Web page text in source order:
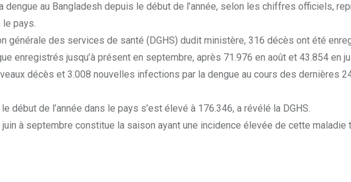
au Bangladesh depuis le début de l’année, selon les chiffres officiels,
le pays.
générale des services de santé (DGHS) dudit ministère, 316 décès ont été
enregistrés jusqu’à présent en septembre, après 71.976 en août et 43.854 en
décès et 3.008 nouvelles infections par la dengue au cours des dernières
début de l’année dans le pays s’est élevé à 176.346, a révélé la DGHS.
à septembre constitue la saison ayant une incidence élevée de cette